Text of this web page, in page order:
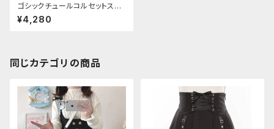
ゴシックチュールコルセットスカ
ート
¥4,280
同じカテゴリの商品